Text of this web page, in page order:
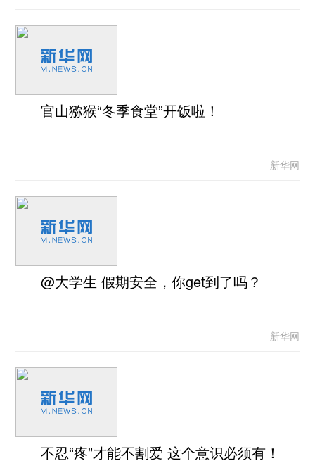
官山猕猴“冬季食堂”开饭啦！
新华网
@大学生 假期安全，你get到了吗？
新华网
不忍“疼”才能不割爱 这个意识必须有！